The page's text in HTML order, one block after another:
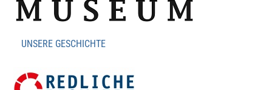
UNSERE GESCHICHTE